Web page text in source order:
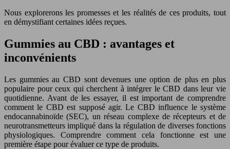
Nous explorerons les promesses et les réalités de ces produits, tout
en démystifiant certaines idées reçues.
Gummies au CBD : avantages et
inconvénients
Les gummies au CBD sont devenues une option de plus en plus
populaire pour ceux qui cherchent à intégrer le CBD dans leur vie
quotidienne. Avant de les essayer, il est important de comprendre
comment le CBD est supposé agir. Le CBD influence le système
endocannabinoïde (SEC), un réseau complexe de récepteurs et de
neurotransmetteurs impliqué dans la régulation de diverses fonctions
physiologiques. Comprendre comment cela fonctionne est une
première étape pour évaluer ce type de produits.